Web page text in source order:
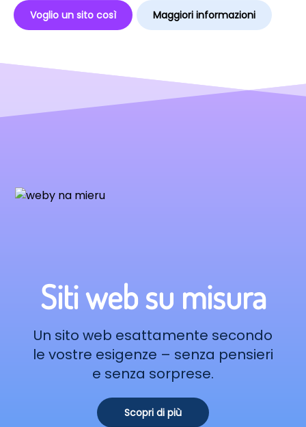
Voglio un sito così Maggiori informazioni
Siti web su misura
Un sito web esattamente secondo
le vostre esigenze – senza pensieri
e senza sorprese.
Scopri di più